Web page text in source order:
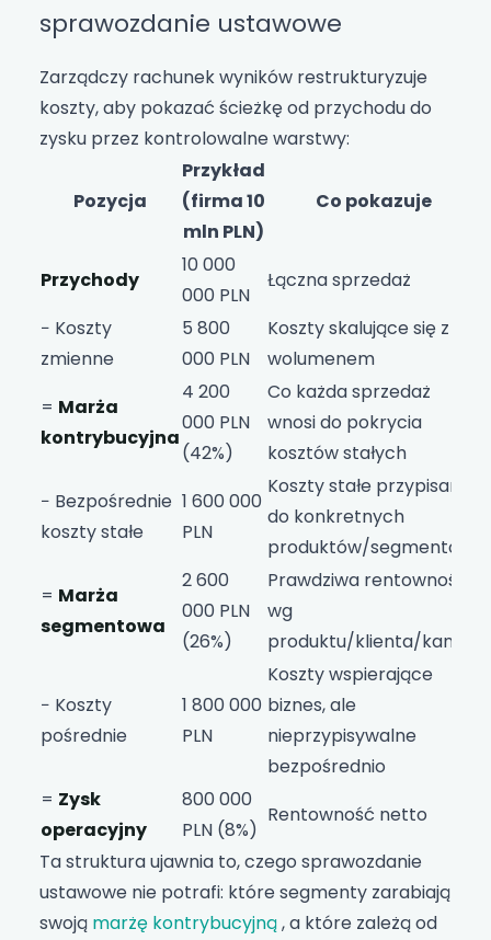
sprawozdanie ustawowe
Zarządczy rachunek wyników restrukturyzuje
koszty, aby pokazać ścieżkę od przychodu do
zysku przez kontrolowalne warstwy:
Pozycja
Przykład
(firma 10
mln PLN)
Co pokazuje
Przychody
10 000
000 PLN
Łączna sprzedaż
− Koszty
zmienne
5 800
000 PLN
Koszty skalujące się z
wolumenem
= Marża
kontrybucyjna
4 200
000 PLN
(42%)
Co każda sprzedaż
wnosi do pokrycia
kosztów stałych
− Bezpośrednie
koszty stałe
1 600 000
PLN
Koszty stałe przypisane
do konkretnych
produktów/segmentów
= Marża
segmentowa
2 600
000 PLN
(26%)
Prawdziwa rentowność
wg
produktu/klienta/kanału
− Koszty
pośrednie
1 800 000
PLN
Koszty wspierające
biznes, ale
nieprzypisywalne
bezpośrednio
= Zysk
operacyjny
800 000
PLN (8%)
Rentowność netto
Ta struktura ujawnia to, czego sprawozdanie
ustawowe nie potrafi: które segmenty zarabiają
swoją marżę kontrybucyjną, a które zależą od